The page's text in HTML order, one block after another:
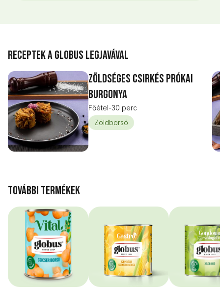
Receptek a Globus legjavával
Zöldséges csirkés prókai
burgonya
Főétel -30 perc
Zöldborsó
További termékek